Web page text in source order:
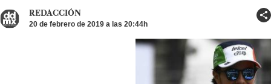
REDACCIÓN
20 de febrero de 2019 a las 20:44h